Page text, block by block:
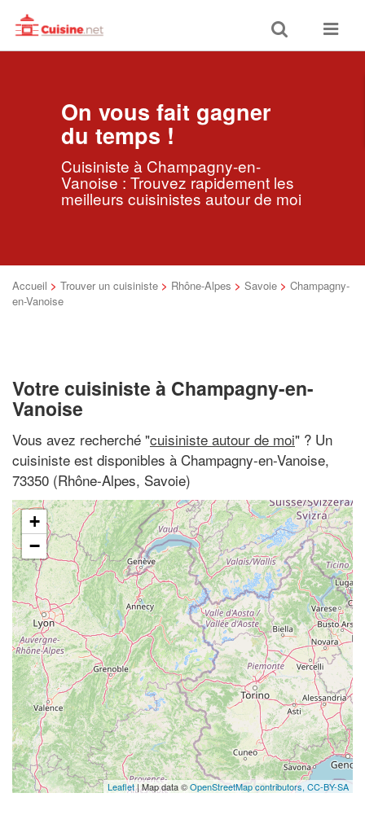
Toggle
search
Toggle
On vous fait gagner
du temps !
Cuisiniste à Champagny-en-
Vanoise : Trouvez rapidement les
meilleurs cuisinistes autour de moi
Accueil > Trouver un cuisiniste > Rhône-Alpes > Savoie > Champagny-
en-Vanoise
Votre cuisiniste à Champagny-en-
Vanoise
Vous avez recherché "cuisiniste autour de moi" ? Un
cuisiniste est disponibles à Champagny-en-Vanoise,
73350 (Rhône-Alpes, Savoie)
+
−
Leaflet| Map data ©OpenStreetMap contributors, CC-BY-SA